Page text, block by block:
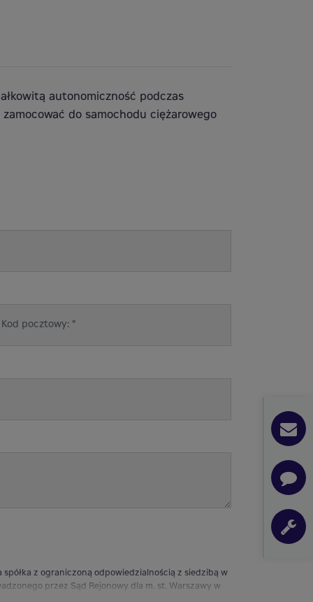
autonomiczność podczas
do samochodu ciężarowego
z ograniczoną odpowiedzialnością z siedzibą w
przez Sąd Rejonowy dla m. st. Warszawy w